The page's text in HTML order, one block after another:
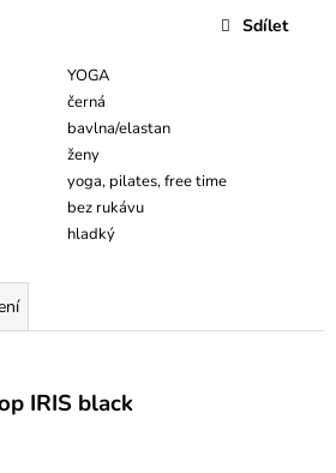
YOGA
černá
bavlna/elastan
ženy
yoga, pilates, free time
bez rukávu
hladký
Sdílet
IRIS black